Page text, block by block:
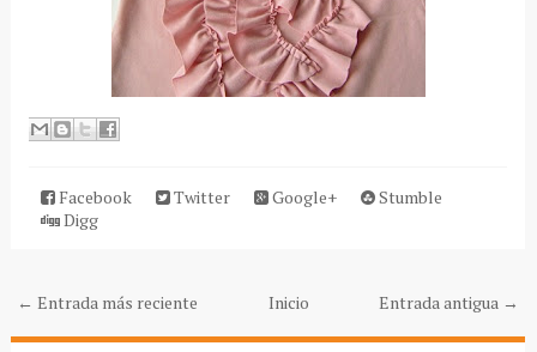
Facebook Twitter Google+
Stumble
Digg
← Entrada más reciente Entrada antigua →
Inicio